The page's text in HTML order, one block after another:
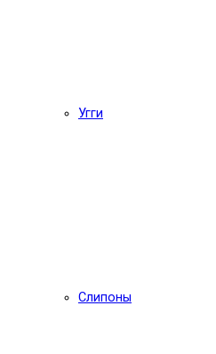
Угги
Слипоны